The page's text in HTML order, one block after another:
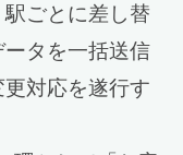
ごとに差し替
タを一括送信
対応を遂行す